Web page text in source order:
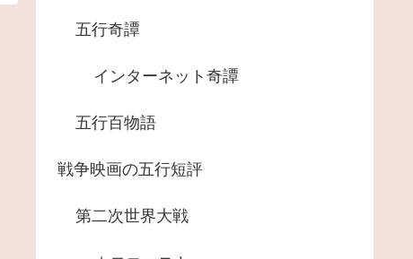
五行奇譚
インターネット奇譚
五行百物語
戦争映画の五行短評
第二次世界大戦